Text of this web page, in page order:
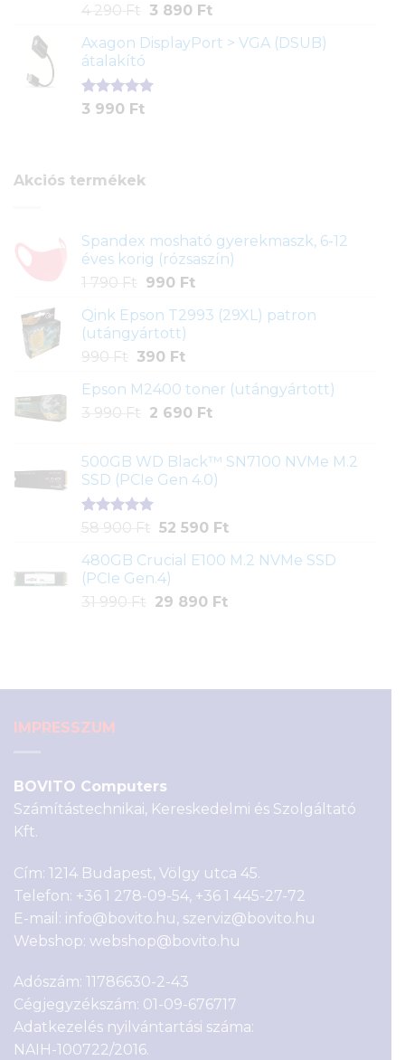
Értékelés
ből,
1
értékelés
alapján
4 290 Ft
Original
was:
290 Ft.
3 890 FtCurrent
is:
Axagon DisplayPort > VGA (DSUB)
átalakító
Értékelés
1
3 990 Ft
Akciós termékek
Spandex mosható gyerekmaszk, 6-12
éves korig (rózsaszín)
1 790 Ft
Original
was:
1
790 Ft.
990 FtCurrent
is:
Qink Epson T2993 (29XL) patron
(utángyártott)
990 Ft
Original
was:
990 Ft.
390 FtCurrent
is:
390 Ft.
Epson M2400 toner (utángyártott)
3 990 Ft
Original
3
990 Ft.
2 690 FtCurrent
2
690 Ft.
500GB WD Black™ SN7100 NVMe M.2
SSD (PCIe Gen 4.0)
Értékelés
ből,
1
értékelés
alapján
58 900 Ft Original
was:
58
900 Ft.
52 590 FtCurrent
is:
590 Ft.
480GB Crucial E100 M.2 NVMe SSD
(PCIe Gen.4)
31 990 Ft
Original
29 890 FtCurrent
IMPRESSZUM
BOVITO Computers
Számítástechnikai, Kereskedelmi és Szolgáltató
Kft.
Cím: 1214 Budapest, Völgy utca 45.
Telefon: +36 1 278-09-54, +36 1 445-27-72
E-mail: info@bovito.hu, szerviz@bovito.hu
Webshop: webshop@bovito.hu
Adószám: 11786630-2-43
Cégjegyzékszám: 01-09-676717
Adatkezelés nyilvántartási száma:
NAIH-100722/2016.